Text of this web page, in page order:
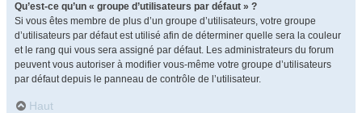
Qu’est-ce qu’un « groupe d’utilisateurs par défaut » ?
Si vous êtes membre de plus d’un groupe d’utilisateurs, votre groupe
d’utilisateurs par défaut est utilisé afin de déterminer quelle sera la couleur
et le rang qui vous sera assigné par défaut. Les administrateurs du forum
peuvent vous autoriser à modifier vous-même votre groupe d’utilisateurs
par défaut depuis le panneau de contrôle de l’utilisateur.
Haut